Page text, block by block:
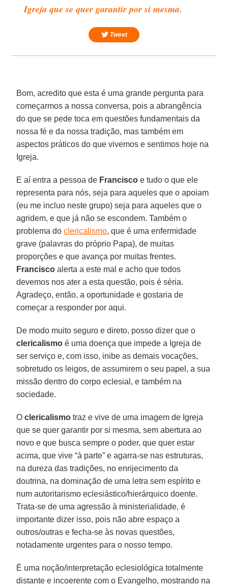
Igreja que se quer garantir por si mesma.
Tweet
Bom, acredito que esta é uma grande pergunta para
começarmos a nossa conversa, pois a abrangência
do que se pede toca em questões fundamentais da
nossa fé e da nossa tradição, mas também em
aspectos práticos do que vivemos e sentimos hoje na
Igreja.
E aí entra a pessoa de Francisco e tudo o que ele
representa para nós, seja para aqueles que o apoiam
(eu me incluo neste grupo) seja para aqueles que o
agridem, e que já não se escondem. Também o
problema doclericalismo, que é uma enfermidade
grave (palavras do próprio Papa), de muitas
proporções e que avança por muitas frentes.
Francisco alerta a este mal e acho que todos
devemos nos ater a esta questão, pois é séria.
Agradeço, então, a oportunidade e gostaria de
começar a responder por aqui.
De modo muito seguro e direto, posso dizer que o
clericalismo é uma doença que impede a Igreja de
ser serviço e, com isso, inibe as demais vocações,
sobretudo os leigos, de assumirem o seu papel, a sua
missão dentro do corpo eclesial, e também na
sociedade.
Oclericalismo traz e vive de uma imagem de Igreja
que se quer garantir por si mesma, sem abertura ao
novo e que busca sempre o poder, que quer estar
acima, que vive “à parte” e agarra-se nas estruturas,
na dureza das tradições, no enrijecimento da
doutrina, na dominação de uma letra sem espírito e
num autoritarismo eclesiástico/hierárquico doente.
Trata-se de uma agressão à ministerialidade, é
importante dizer isso, pois não abre espaço a
outros/outras e fecha-se às novas questões,
notadamente urgentes para o nosso tempo.
É uma noção/interpretação eclesiológica totalmente
distante e incoerente com o Evangelho, mostrando na